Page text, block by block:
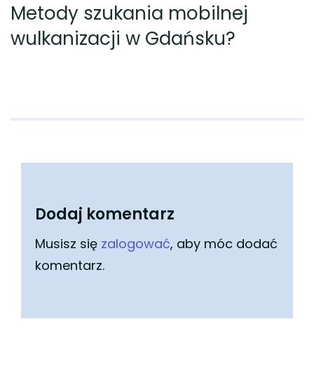
Metody szukania mobilnej
wulkanizacji w Gdańsku?
Dodaj komentarz
Musisz się zalogować, aby móc dodać
komentarz.